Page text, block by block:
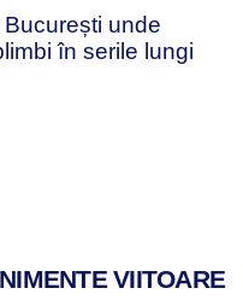
unde
în serile lungi
VIITOARE